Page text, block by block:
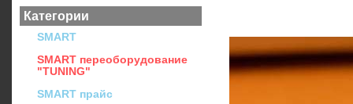
Категории
SMART
SMART переоборудование
"TUNING"
SMART прайс